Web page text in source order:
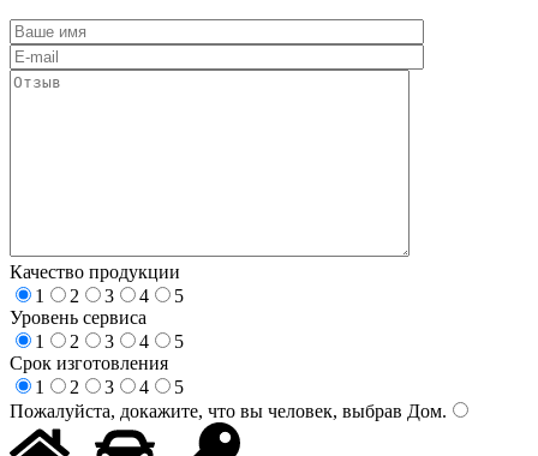
Качество продукции
1
2 3 4
5
Уровень сервиса
1
2 3 4
5
Срок изготовления
1
2 3 4
5
Пожалуйста, докажите, что вы человек, выбрав Дом.